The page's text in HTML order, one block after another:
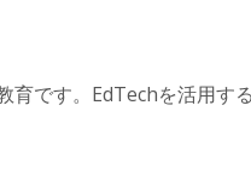
です。EdTechを活用